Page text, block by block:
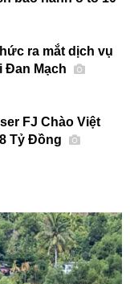
ra mắt dịch vụ
Đan Mạch
FJ Chào Việt
Tỷ Đồng